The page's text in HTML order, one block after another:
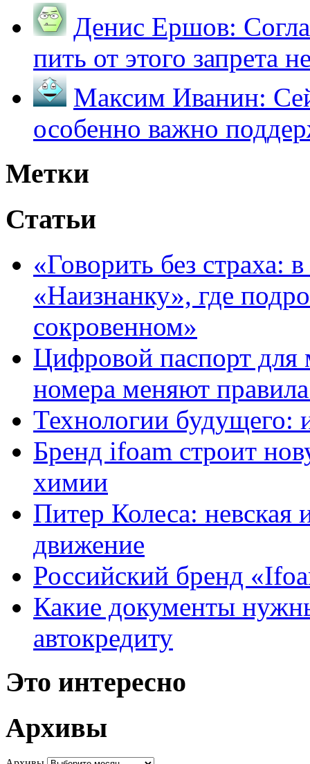
Денис Ершов:
пить от этого запрета
Максим Иванин:
особенно важно
Метки
Статьи
«Говорить без страха:
«Наизнанку», где
сокровенном»
Цифровой паспорт для
номера меняют
Технологии будущего:
Бренд ifoam строит
химии
Питер Колеса: невская
движение
Российский бренд
Какие документы
автокредиту
Это интересно
Архивы